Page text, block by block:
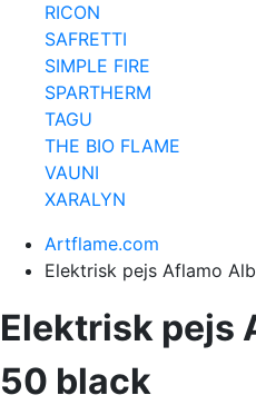
RICON
SAFRETTI
SIMPLE FIRE
SPARTHERM
TAGU
THE BIO FLAME
VAUNI
XARALYN
Artflame.com
Elektrisk pejs Aflamo
Elektrisk pejs
50 black